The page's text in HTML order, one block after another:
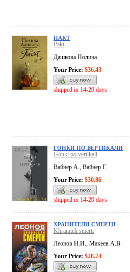
ПАКТ
Pakt
Дашкова Полина
Your Price: $36.43
shipped in 14-20 days
ГОНКИ ПО ВЕРТИКАЛИ
Gonki po vertikali
Вайнер А., Вайнер Г.
Your Price: $30.86
shipped in 14-20 days
ХРАНИТЕЛИ СМЕРТИ
Khraniteli smerti
Леонов Н.И., Макеев А.В.
Your Price: $28.74